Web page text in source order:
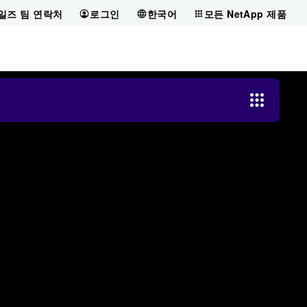
즈 팀 연락처 로그인 한국어 모든 NetApp 제품